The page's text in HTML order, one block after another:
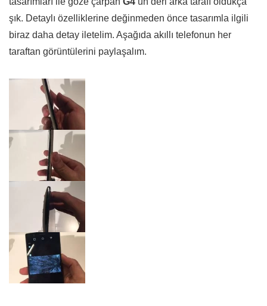
şık. Detaylı özelliklerine değinmeden önce tasarımla ilgili
biraz daha detay iletelim. Aşağıda akıllı telefonun her
taraftan görüntülerini paylaşalım.